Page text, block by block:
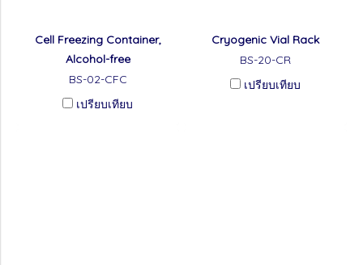
Cell Freezing Container,
Alcohol-free
BS-02-CFC
เปรียบเทียบ
Cryogenic Vial Rack
BS-20-CR
เปรียบเทียบ